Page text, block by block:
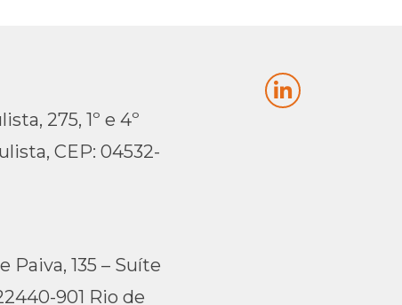
275, 1º e 4º
CEP: 04532-
Paiva, 135 – Suíte
901 Rio de